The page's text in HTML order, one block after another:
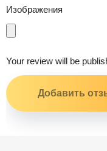
Изображения
Your review will be